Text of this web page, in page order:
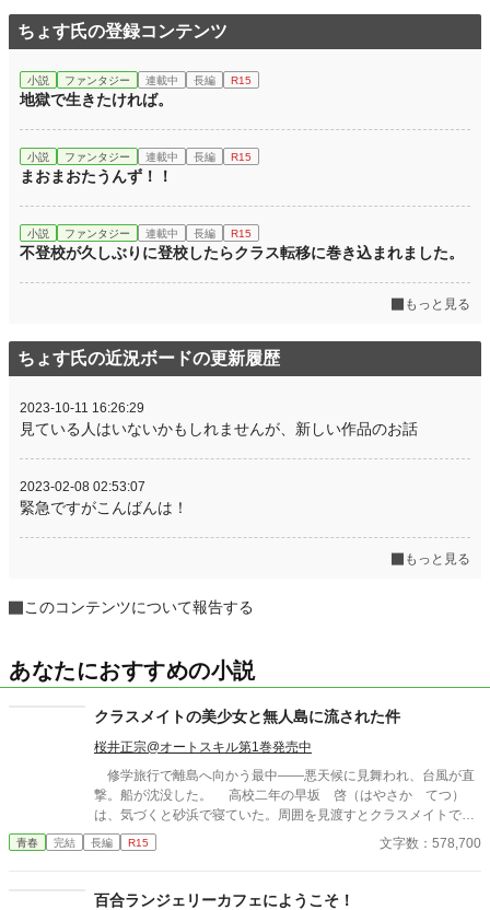
ちょす氏の登録コンテンツ
小説 ファンタジー 連載中 長編 R15
地獄で生きたければ。
小説 ファンタジー 連載中 長編 R15
まおまおたうんず！！
小説 ファンタジー 連載中 長編 R15
不登校が久しぶりに登校したらクラス転移に巻き込まれました。
もっと見る
ちょす氏の近況ボードの更新履歴
2023-10-11 16:26:29
見ている人はいないかもしれませんが、新しい作品のお話
2023-02-08 02:53:07
緊急ですがこんばんは！
もっと見る
このコンテンツについて報告する
あなたにおすすめの小説
クラスメイトの美少女と無人島に流された件
桜井正宗@オートスキル第1巻発売中
修学旅行で離島へ向かう最中――悪天候に見舞われ、台風が直
撃。船が沈没した。 高校二年の早坂 啓（はやさか てつ）
は、気づくと砂浜で寝ていた。周囲を見渡すとクラスメイトで美
少女の天音 愛（あまね まな）が隣に倒れていた。 どうや
ら、漂流して流されていたようだった。 帰ろうにも島は『無人
無人島サバイバルをしていくのだが……クラスの女子が次々に見
青春 完結 長編 R15 文字数：578,700
百合ランジェリーカフェにようこそ！